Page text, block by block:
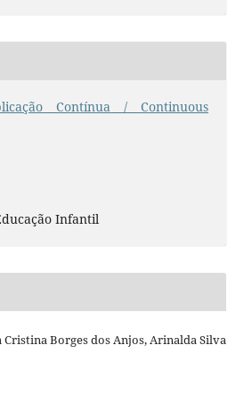
Contínua / Continuous
Infantil
Borges dos Anjos, Arinalda Silva